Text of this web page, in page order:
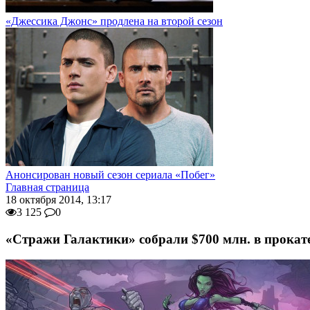
«Джессика Джонс» продлена на второй сезон
Анонсирован новый сезон сериала «Побег»
Главная страница
18 октября 2014, 13:17
3 125
0
«Стражи Галактики» собрали $700 млн. в